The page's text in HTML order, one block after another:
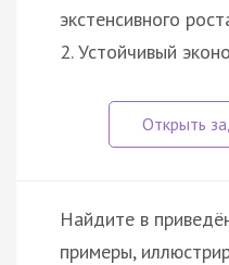
экстенсивного
2. Устойчивый
Найдите в
примеры,